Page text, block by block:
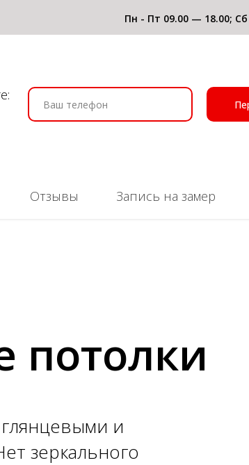
Пн - Пт 09.00 — 18.00;
Отзывы Запись на замер
потолки
и
зеркального